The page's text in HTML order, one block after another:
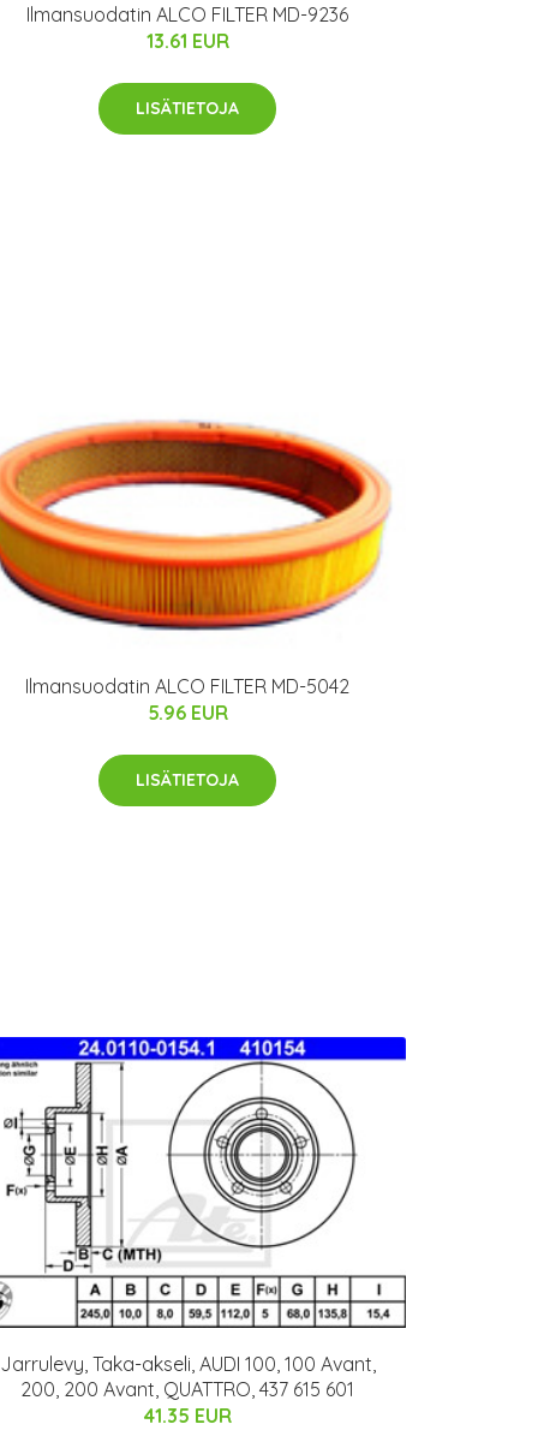
Ilmansuodatin ALCO FILTER MD-9236
13.61 EUR
LISÄTIETOJA
Ilmansuodatin ALCO FILTER MD-5042
5.96 EUR
LISÄTIETOJA
Jarrulevy, Taka-akseli, AUDI 100, 100 Avant,
200, 200 Avant, QUATTRO, 437 615 601
41.35 EUR